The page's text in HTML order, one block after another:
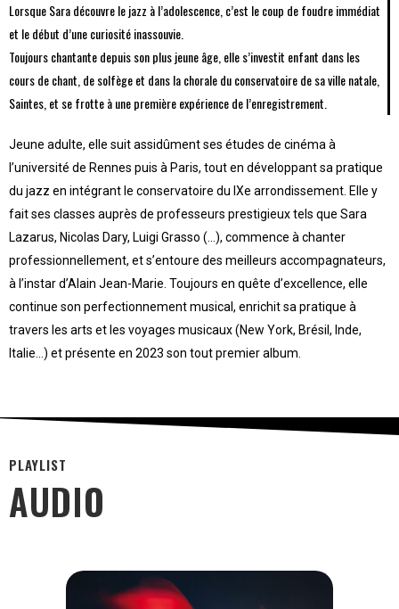
Lorsque Sara découvre le jazz à l’adolescence, c’est le coup de foudre immédiat
et le début d’une curiosité inassouvie.
Toujours chantante depuis son plus jeune âge, elle s’investit enfant dans les
cours de chant, de solfège et dans la chorale du conservatoire de sa ville natale,
Saintes, et se frotte à une première expérience de l’enregistrement.
Jeune adulte, elle suit assidûment ses études de cinéma à
l’université de Rennes puis à Paris, tout en développant sa pratique
du jazz en intégrant le conservatoire du IXe arrondissement. Elle y
fait ses classes auprès de professeurs prestigieux tels que Sara
Lazarus, Nicolas Dary, Luigi Grasso (…), commence à chanter
professionnellement, et s’entoure des meilleurs accompagnateurs,
à l’instar d’Alain Jean-Marie. Toujours en quête d’excellence, elle
continue son perfectionnement musical, enrichit sa pratique à
travers les arts et les voyages musicaux (New York, Brésil, Inde,
Italie…) et présente en 2023 son tout premier album.
PLAYLIST
AUDIO